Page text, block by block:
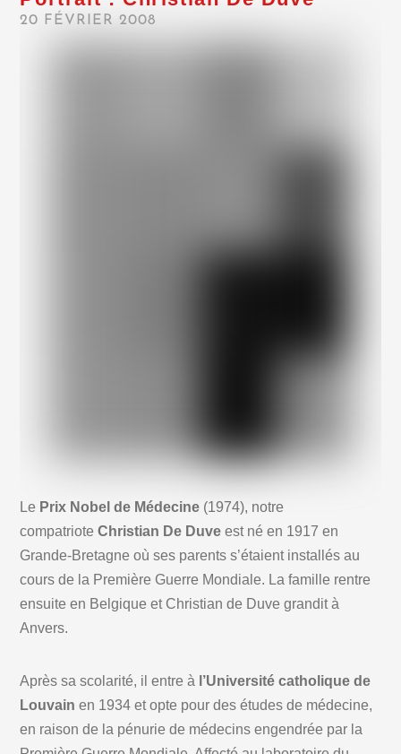
20 FÉVRIER 2008
Le Prix Nobel de Médecine (1974), notre
compatrioteChristian De Duve est né en 1917 en
Grande-Bretagne où ses parents s’étaient installés au
cours de la Première Guerre Mondiale. La famille rentre
ensuite en Belgique et Christian de Duve grandit à
Anvers.
Après sa scolarité, il entre à l’Université catholique de
Louvain en 1934 et opte pour des études de médecine,
en raison de la pénurie de médecins engendrée par la